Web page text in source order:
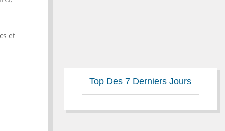
et
Top Des 7 Derniers Jours